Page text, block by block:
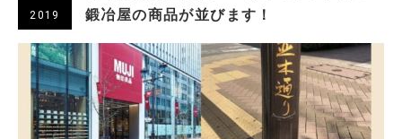
2019
鍛冶屋の商品が並びます！